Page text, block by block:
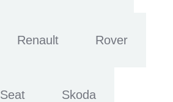
Renault Rover
Seat Skoda